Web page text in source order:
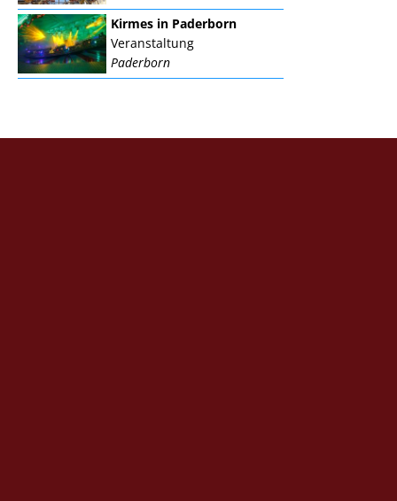
Kirmes in Paderborn
Veranstaltung
Paderborn